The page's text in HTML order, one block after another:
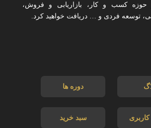
حوزه کسب و کار، بازاریابی و فروش،
توسعه فردی و … دریافت خواهید کرد.
دوره ها
سبد خرید